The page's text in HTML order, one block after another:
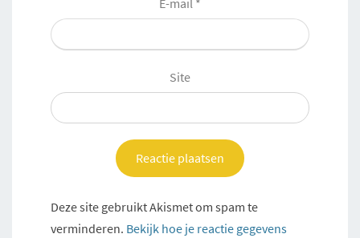
E-mail *
Site
Deze site gebruikt Akismet om spam te
verminderen. Bekijk hoe je reactie gegevens